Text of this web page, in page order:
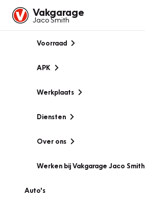
Vakgarage
Jaco Smith
Voorraad
APK
Werkplaats
Diensten
Over ons
Werken bij Vakgarage Jaco Smith
Auto's